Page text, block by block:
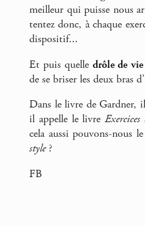
meilleur qui puisse nous
tentez donc, à chaque
dispositif...
Et puis quelledrôle de vie
de se briser les deux bras
Dans le livre de Gardner,
il appelle le livre
cela aussi pouvons-nous
style?
FB